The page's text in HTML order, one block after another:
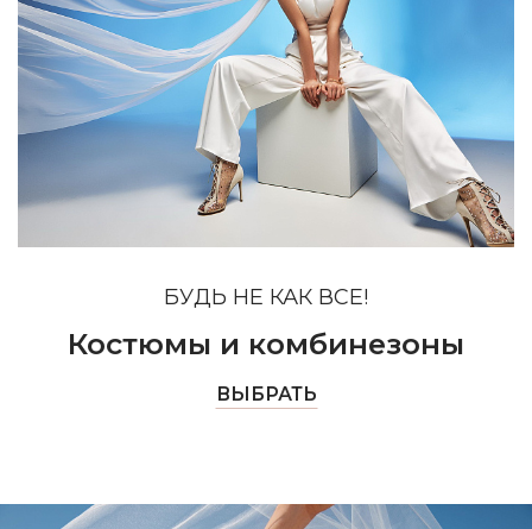
БУДЬ НЕ КАК ВСЕ!
Костюмы и комбинезоны
ВЫБРАТЬ